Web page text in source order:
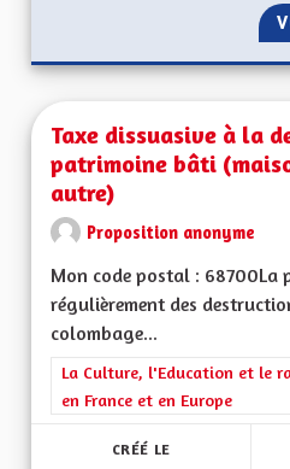
Taxe dissuasive à la
patrimoine bâti
autre)
Proposition anonyme
Mon code postal : 68700La
régulièrement des
colombage...
Filtrer les résultats de la
La Culture, l'Education et le
en France et en Europe
CRÉÉ LE